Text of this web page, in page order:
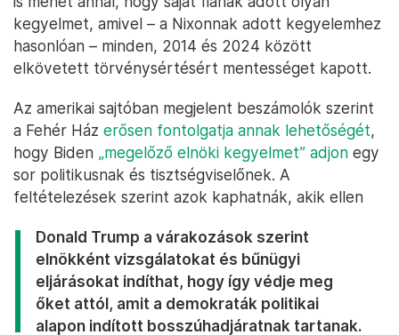
kegyelmet, amivel – a Nixonnak adott kegyelemhez
hasonlóan – minden, 2014 és 2024 között
elkövetett törvénysértésért mentességet kapott.
Az amerikai sajtóban megjelent beszámolók szerint
a Fehér Ház erősen fontolgatja annak lehetőségét,
hogy Biden „megelőző elnöki kegyelmet” adjon egy
sor politikusnak és tisztségviselőnek. A
feltételezések szerint azok kaphatnák, akik ellen
Donald Trump a várakozások szerint
elnökként vizsgálatokat és bűnügyi
eljárásokat indíthat, hogy így védje meg
őket attól, amit a demokraták politikai
alapon indított bosszúhadjáratnak tartanak.